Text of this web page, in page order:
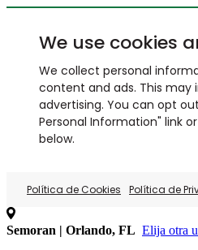
We use cookies
We collect personal
content and ads. This may
advertising. You can opt
Personal Information" link
below.
Política de Cookies Política de
Semoran | Orlando, FL Elija otra